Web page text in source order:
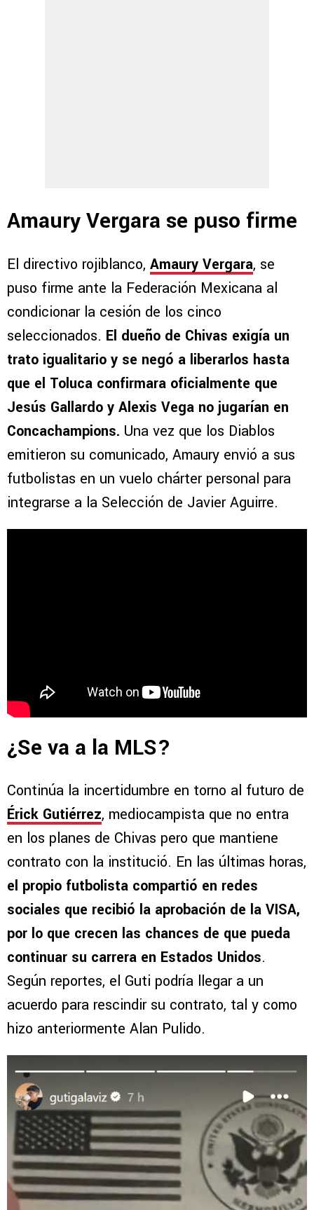
Amaury Vergara se puso firme
El directivo rojiblanco, Amaury Vergara, se
puso firme ante la Federación Mexicana al
condicionar la cesión de los cinco
seleccionados. El dueño de Chivas exigía un
trato igualitario y se negó a liberarlos hasta
que el Toluca confirmara oficialmente que
Jesús Gallardo y Alexis Vega no jugarían en
Concachampions. Una vez que los Diablos
emitieron su comunicado, Amaury envió a sus
futbolistas en un vuelo chárter personal para
integrarse a la Selección de Javier Aguirre.
¿Se va a la MLS?
Continúa la incertidumbre en torno al futuro de
Érick Gutiérrez, mediocampista que no entra
en los planes de Chivas pero que mantiene
contrato con la institució. En las últimas horas,
el propio futbolista compartió en redes
sociales que recibió la aprobación de la VISA,
por lo que crecen las chances de que pueda
continuar su carrera en Estados Unidos.
Según reportes, el Guti podría llegar a un
acuerdo para rescindir su contrato, tal y como
hizo anteriormente Alan Pulido.